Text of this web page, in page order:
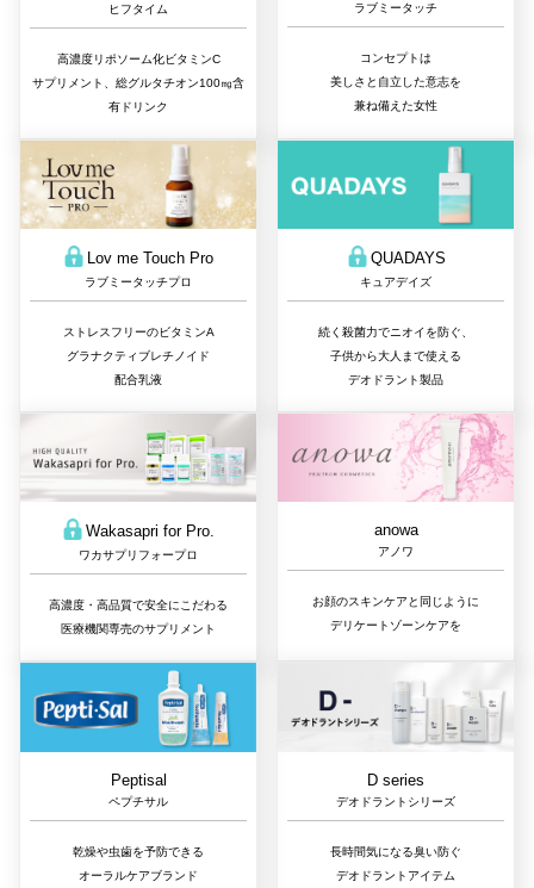
ヒフタイム
高濃度リポソーム化ビタミンC
サプリメント、総グルタチオン100㎎含
有ドリンク
ラブミータッチ
コンセプトは
美しさと自立した意志を
兼ね備えた女性
Lov me Touch Pro
ラブミータッチプロ
ストレスフリーのビタミンA
グラナクティブレチノイド
配合乳液
QUADAYS
キュアデイズ
続く殺菌力でニオイを防ぐ、
子供から大人まで使える
デオドラント製品
Wakasapri for Pro.
ワカサプリフォープロ
高濃度・高品質で安全にこだわる
医療機関専売のサプリメント
anowa
アノワ
お顔のスキンケアと同じように
デリケートゾーンケアを
Peptisal
ペプチサル
乾燥や虫歯を予防できる
オーラルケアブランド
D series
デオドラントシリーズ
長時間気になる臭い防ぐ
デオドラントアイテム